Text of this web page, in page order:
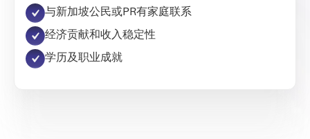
与新加坡公民或PR有家庭联系
经济贡献和收入稳定性
学历及职业成就